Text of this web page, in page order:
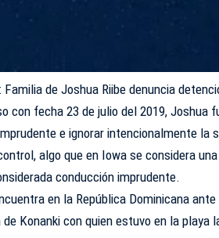
Familia de Joshua Riibe denuncia
con fecha 23 de julio del 2019, Joshua
e ignorar intencionalmente la
algo que en Iowa se considera
conducción imprudente.
en la República Dominicana
de Konanki con quien estuvo en la playa